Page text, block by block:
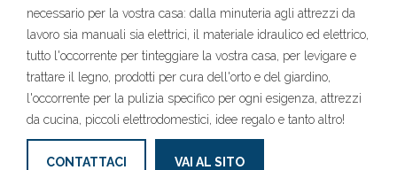
necessario per la vostra casa: dalla minuteria agli attrezzi da
lavoro sia manuali sia elettrici, il materiale idraulico ed elettrico,
tutto l'occorrente per tinteggiare la vostra casa, per levigare e
trattare il legno, prodotti per cura dell'orto e del giardino,
l'occorrente per la pulizia specifico per ogni esigenza, attrezzi
da cucina, piccoli elettrodomestici, idee regalo e tanto altro!
CONTATTACI VAI AL SITO